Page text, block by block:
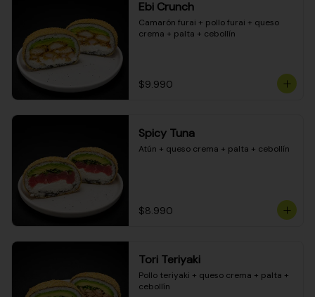
Ebi Crunch
Camarón furai + pollo furai + queso
crema + palta + cebollín
$9.990
Spicy Tuna
Atún + queso crema + palta + cebollín
$8.990
Tori Teriyaki
Pollo teriyaki + queso crema + palta +
cebollín